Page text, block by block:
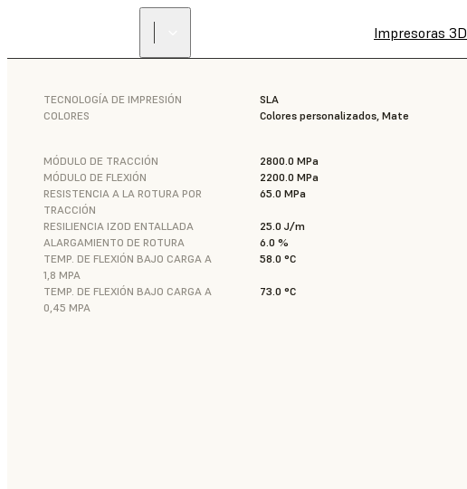
Impresoras 3D
TECNOLOGÍA DE IMPRESIÓN
SLA
COLORES
Colores personalizados, Mate
MÓDULO DE TRACCIÓN
2800.0 MPa
MÓDULO DE FLEXIÓN
2200.0 MPa
RESISTENCIA A LA ROTURA POR
TRACCIÓN
65.0 MPa
RESILIENCIA IZOD ENTALLADA
25.0 J/m
ALARGAMIENTO DE ROTURA
6.0 %
TEMP. DE FLEXIÓN BAJO CARGA A
1,8 MPA
58.0 °C
TEMP. DE FLEXIÓN BAJO CARGA A
0,45 MPA
73.0 °C